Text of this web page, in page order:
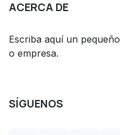
ACERCA DE
Escriba aquí un
o empresa.
SÍGUENOS